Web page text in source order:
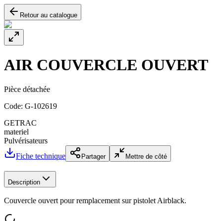
Retour au catalogue
AIR COUVERCLE OUVERT
Pièce détachée
Code: G-102619
GETRAC
materiel
Pulvérisateurs
Fiche technique
Partager Mettre de côté
Description
Couvercle ouvert pour remplacement sur pistolet Airblack.